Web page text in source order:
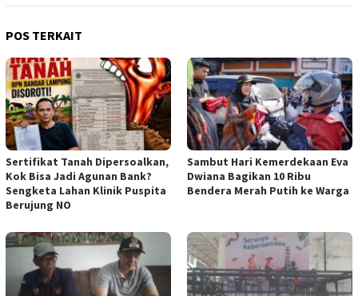
POS TERKAIT
Sertifikat Tanah Dipersoalkan,
Kok Bisa Jadi Agunan Bank?
Sengketa Lahan Klinik Puspita
Berujung NO
Sambut Hari Kemerdekaan Eva
Dwiana Bagikan 10 Ribu
Bendera Merah Putih ke Warga